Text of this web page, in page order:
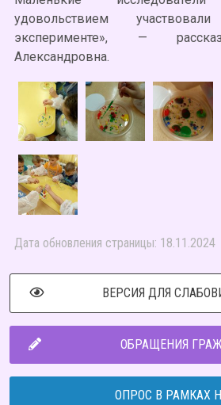
удовольствием
эксперименте», —
Александровна.
Дата обновления страницы: 18.11.2024
ВЕРСИЯ ДЛЯ
ОБРАЩЕНИЯ
ОПРОС В РАМКАХ